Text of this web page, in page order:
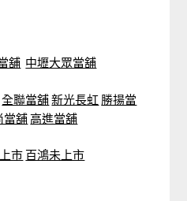
舖 中壢大眾當舖
全聯當舖新光長虹 勝揚當
當舖高進當舖
市 百鴻未上市